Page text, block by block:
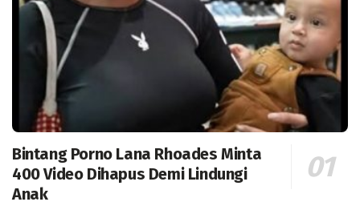
Bintang Porno Lana Rhoades Minta
400 Video Dihapus Demi Lindungi
Anak